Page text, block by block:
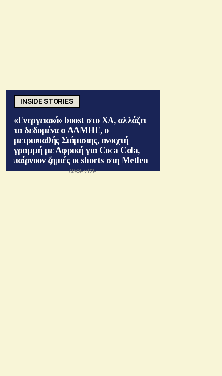
INSIDE STORIES
«Ενεργειακό» boost στο ΧΑ, αλλάζει
τα δεδομένα ο ΑΔΜΗΕ, ο
μετριοπαθής Σιάμισιης, ανοιχτή
γραμμή με Αφρική για Coca Cola,
παίρνουν ζημιές οι shorts στη Metlen